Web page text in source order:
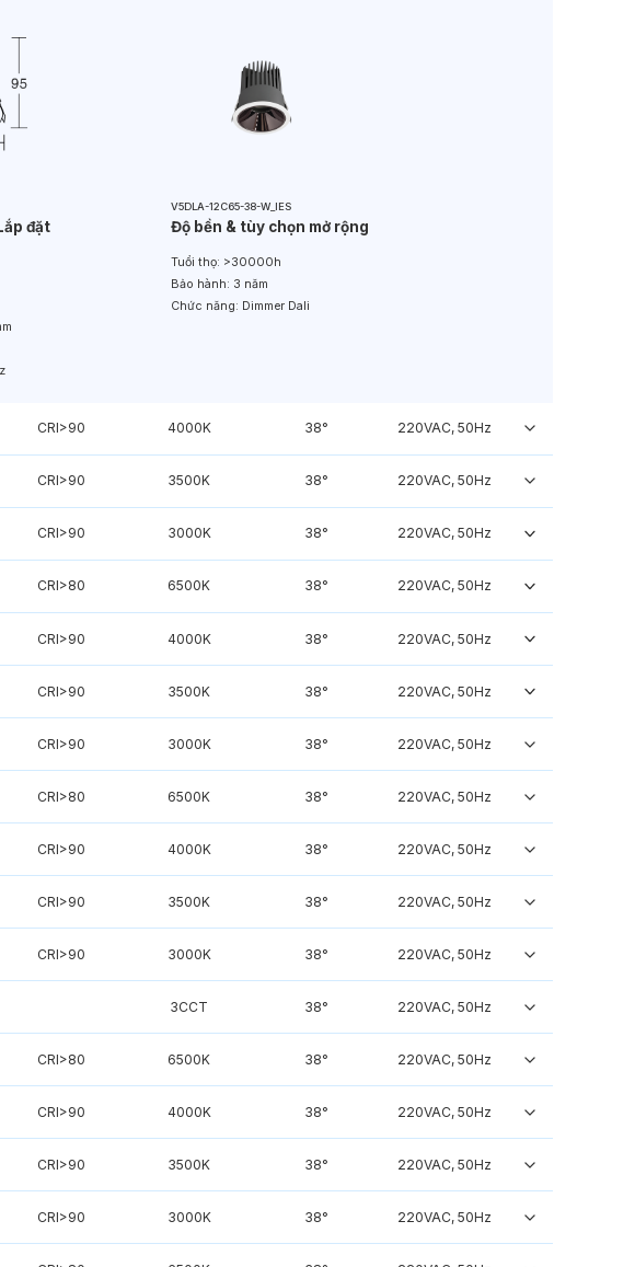
V5DLA-12C65-38-W_IES
đặt Độ bền & tùy chọn mở rộng
Tuổi thọ: >30000h
Bảo hành: 3 năm
Chức năng: Dimmer Dali
CRI>90 4000K 38° 220VAC, 50Hz
CRI>90 3500K 38° 220VAC, 50Hz
CRI>90 3000K 38° 220VAC, 50Hz
CRI>80 6500K 38° 220VAC, 50Hz
CRI>90 4000K 38° 220VAC, 50Hz
CRI>90 3500K 38° 220VAC, 50Hz
CRI>90 3000K 38° 220VAC, 50Hz
CRI>80 6500K 38° 220VAC, 50Hz
CRI>90 4000K 38° 220VAC, 50Hz
CRI>90 3500K 38° 220VAC, 50Hz
CRI>90 3000K 38° 220VAC, 50Hz
3CCT 38° 220VAC, 50Hz
CRI>80 6500K 38° 220VAC, 50Hz
CRI>90 4000K 38° 220VAC, 50Hz
CRI>90 3500K 38° 220VAC, 50Hz
CRI>90 3000K 38° 220VAC, 50Hz